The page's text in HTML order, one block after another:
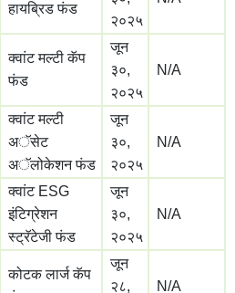
हायब्रिड फंड
२०२५
क्वांट मल्टी कॅप
फंड
जून
३०,
२०२५
N/A
क्वांट मल्टी
अॅसेट
अॅलोकेशन फंड
जून
३०,
२०२५
N/A
क्वांट ESG
इंटिग्रेशन
स्ट्रॅटेजी फंड
जून
३०,
२०२५
N/A
कोटक लार्ज कॅप
जून
२८,
N/A